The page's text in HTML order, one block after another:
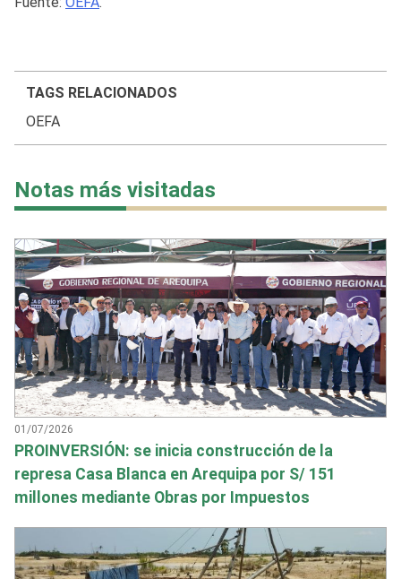
TAGS RELACIONADOS
OEFA
Notas más visitadas
01/07/2026
PROINVERSIÓN: se inicia construcción de la
represa Casa Blanca en Arequipa por S/ 151
millones mediante Obras por Impuestos